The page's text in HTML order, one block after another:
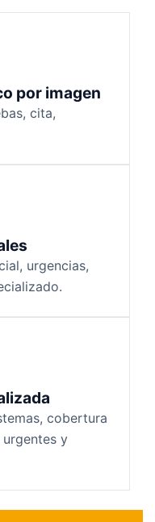
por imagen
cita,
urgencias,
cobertura
y